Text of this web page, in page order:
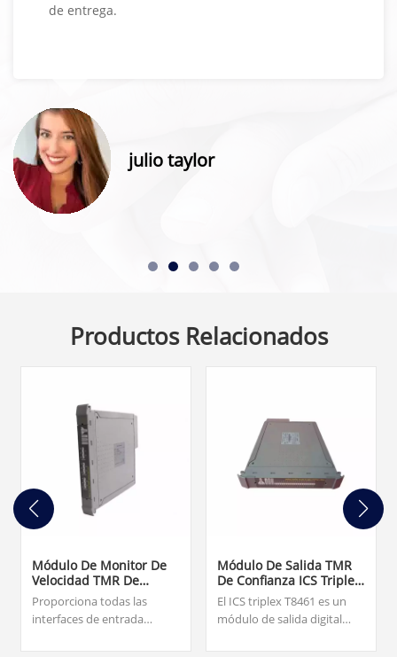
de entrega.
julio taylor
Productos Relacionados
Módulo De Monitor De
Velocidad TMR De
Confianza ICS Triplex
T8442
Proporciona todas las
interfaces de entrada
Módulo De Salida TMR
De Confianza ICS Triplex
T8461 De 40 Canales
El ICS triplex T8461 es un
módulo de salida digital